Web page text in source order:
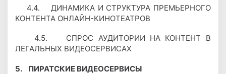
4.4. ДИНАМИКА И СТРУКТУРА ПРЕМЬЕРНОГО
КОНТЕНТА ОНЛАЙН-КИНОТЕАТРОВ
4.5. СПРОС АУДИТОРИИ НА КОНТЕНТ В
ЛЕГАЛЬНЫХ ВИДЕОСЕРВИСАХ
5. ПИРАТСКИЕ ВИДЕОСЕРВИСЫ